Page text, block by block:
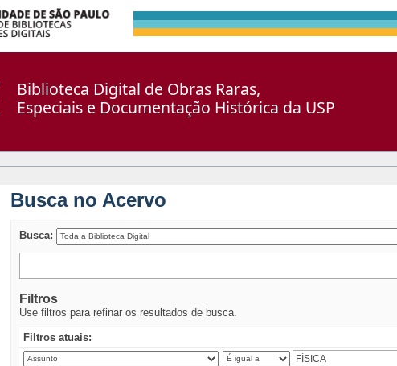
Biblioteca Digital de Obras Raras,
Especiais e Documentação Histórica da USP
Busca no Acervo
Busca:
Filtros
Use filtros para refinar os resultados de busca.
Filtros atuais: